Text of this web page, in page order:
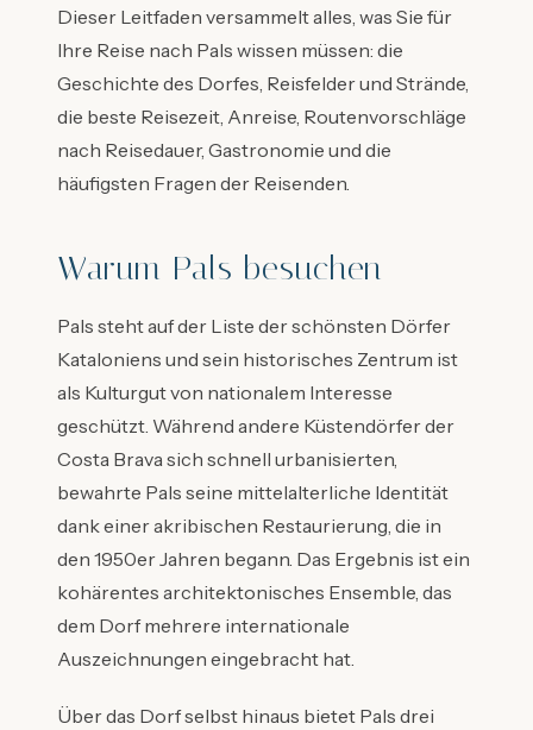
Dieser Leitfaden versammelt alles, was Sie für
Ihre Reise nach Pals wissen müssen: die
Geschichte des Dorfes, Reisfelder und Strände,
die beste Reisezeit, Anreise, Routenvorschläge
nach Reisedauer, Gastronomie und die
häufigsten Fragen der Reisenden.
Warum Pals besuchen
Pals steht auf der Liste der schönsten Dörfer
Kataloniens und sein historisches Zentrum ist
als Kulturgut von nationalem Interesse
geschützt. Während andere Küstendörfer der
Costa Brava sich schnell urbanisierten,
bewahrte Pals seine mittelalterliche Identität
dank einer akribischen Restaurierung, die in
den 1950er Jahren begann. Das Ergebnis ist ein
kohärentes architektonisches Ensemble, das
dem Dorf mehrere internationale
Auszeichnungen eingebracht hat.
Über das Dorf selbst hinaus bietet Pals drei